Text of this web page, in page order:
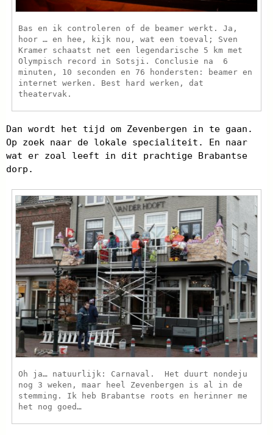
Bas en ik controleren of de beamer werkt. Ja,
hoor … en hee, kijk nou, wat een toeval; Sven
Kramer schaatst net een legendarische 5 km met
Olympisch record in Sotsji. Conclusie na 6
minuten, 10 seconden en 76 hondersten: beamer en
internet werken. Best hard werken, dat
theatervak.
Dan wordt het tijd om Zevenbergen in te gaan.
Op zoek naar de lokale specialiteit. En naar
wat er zoal leeft in dit prachtige Brabantse
dorp.
Oh ja… natuurlijk: Carnaval. Het duurt nondeju
nog 3 weken, maar heel Zevenbergen is al in de
stemming. Ik heb Brabantse roots en herinner me
het nog goed…